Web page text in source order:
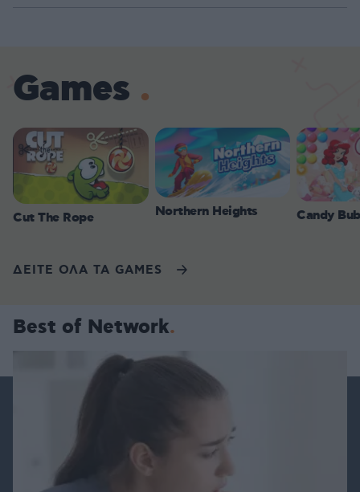
Games
Cut The Rope Northern Heights Candy
ΔΕΙΤΕ ΟΛΑ ΤΑ GAMES
Best of Network